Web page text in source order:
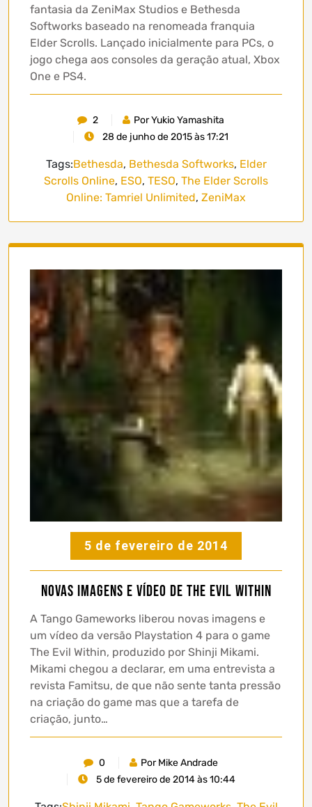
fantasia da ZeniMax Studios e Bethesda
Softworks baseado na renomeada franquia
Elder Scrolls. Lançado inicialmente para PCs, o
jogo chega aos consoles da geração atual, Xbox
One e PS4.
2
Por Yukio Yamashita
28 de junho de 2015 às 17:21
Tags:Bethesda, Bethesda Softworks, Elder
Scrolls Online, ESO, TESO, The Elder Scrolls
Online: Tamriel Unlimited, ZeniMax
5 de fevereiro de 2014
Novas imagens e vídeo de The Evil Within
A Tango Gameworks liberou novas imagens e
um vídeo da versão Playstation 4 para o game
The Evil Within, produzido por Shinji Mikami.
Mikami chegou a declarar, em uma entrevista a
revista Famitsu, de que não sente tanta pressão
na criação do game mas que a tarefa de
criação, junto…
0
Por Mike Andrade
5 de fevereiro de 2014 às 10:44